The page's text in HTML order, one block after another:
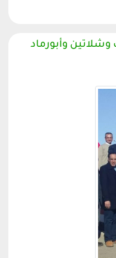
وأبورماد